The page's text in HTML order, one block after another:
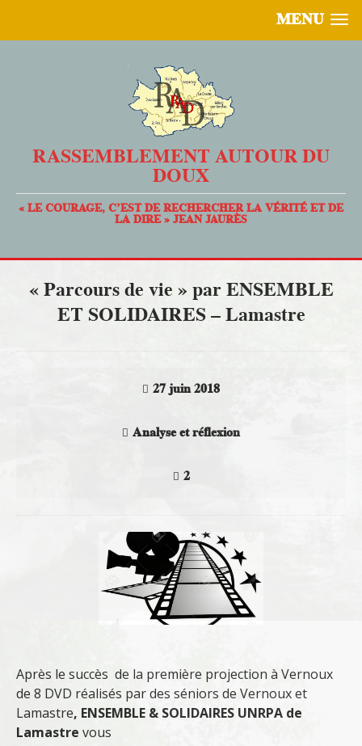
MENU
RASSEMBLEMENT AUTOUR DU
DOUX
« LE COURAGE, C’EST DE RECHERCHER LA VÉRITÉ ET DE
LA DIRE » JEAN JAURÈS
« Parcours de vie » par ENSEMBLE
ET SOLIDAIRES – Lamastre
27 juin 2018
Analyse et réflexion
2
Après le succès de la première projection à Vernoux
de 8 DVD réalisés par des séniors de Vernoux et
Lamastre, ENSEMBLE & SOLIDAIRES UNRPA de
Lamastre vous